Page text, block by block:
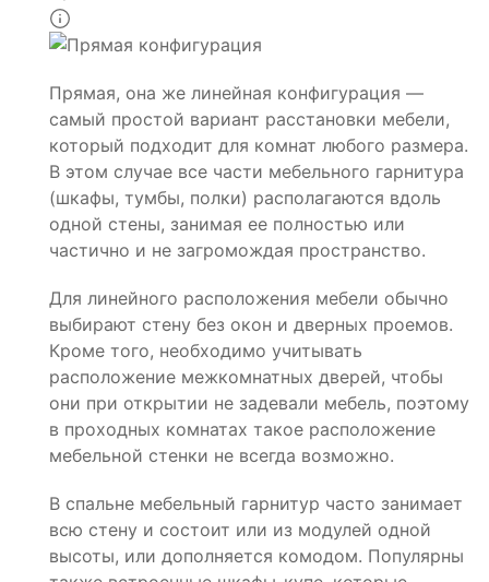
Прямая, она же линейная конфигурация —
самый простой вариант расстановки мебели,
который подходит для комнат любого размера.
В этом случае все части мебельного гарнитура
(шкафы, тумбы, полки) располагаются вдоль
одной стены, занимая ее полностью или
частично и не загромождая пространство.
Для линейного расположения мебели обычно
выбирают стену без окон и дверных проемов.
Кроме того, необходимо учитывать
расположение межкомнатных дверей, чтобы
они при открытии не задевали мебель, поэтому
в проходных комнатах такое расположение
мебельной стенки не всегда возможно.
В спальне мебельный гарнитур часто занимает
всю стену и состоит или из модулей одной
высоты, или дополняется комодом. Популярны